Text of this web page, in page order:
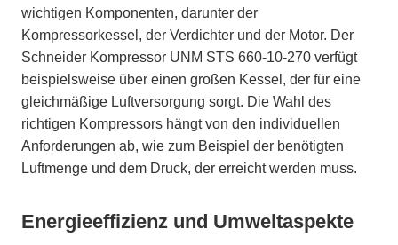
wichtigen Komponenten, darunter der
Kompressorkessel, der Verdichter und der Motor. Der
Schneider Kompressor UNM STS 660-10-270 verfügt
beispielsweise über einen großen Kessel, der für eine
gleichmäßige Luftversorgung sorgt. Die Wahl des
richtigen Kompressors hängt von den individuellen
Anforderungen ab, wie zum Beispiel der benötigten
Luftmenge und dem Druck, der erreicht werden muss.
Energieeffizienz und Umweltaspekte